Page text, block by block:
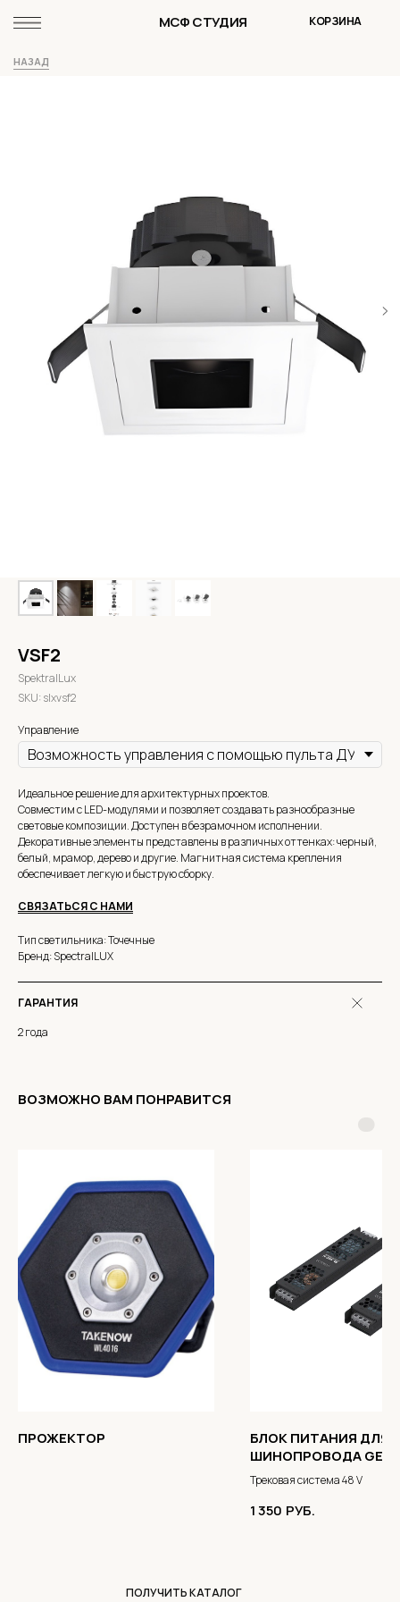
МСФ СТУДИЯ КОРЗИНА
НАЗАД
VSF2
SpektralLux
SKU: slxvsf2
Управление
Идеальное решение для архитектурных проектов.
Совместим с LED-модулями и позволяет создавать разнообразные
световые композиции. Доступен в безрамочном исполнении.
Декоративные элементы представлены в различных оттенках: черный,
белый, мрамор, дерево и другие. Магнитная система крепления
обеспечивает легкую и быструю сборку.
СВЯЗАТЬСЯ С НАМИ
Тип светильника: Точечные
Бренд: SpectralLUX
ГАРАНТИЯ
2 года
ВОЗМОЖНО ВАМ ПОНРАВИТСЯ
ПРОЖЕКТОР
БЛОК ПИТАНИЯ ДЛЯ
ШИНОПРОВОДА
Трековая система 48 V
1 350 РУБ.
ПОЛУЧИТЬ КАТАЛОГ